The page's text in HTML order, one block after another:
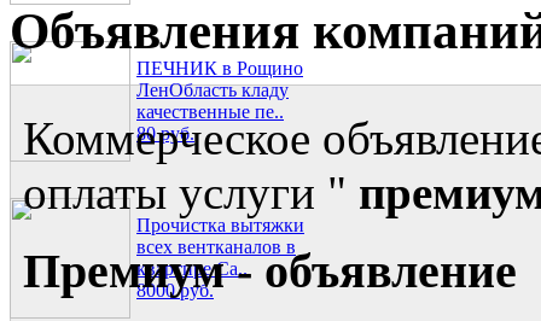
ПЕЧНИК в Рощино
ЛенОбласть кладу
качественные пе..
80 руб.
Прочистка вытяжки
всех вентканалов в
квартире Са..
8000 руб.
Объявления
Коммерческое
оплаты услуги "
Премиум - объявление